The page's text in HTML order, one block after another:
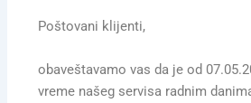
Poštovani klijenti,
obaveštavamo vas da je od
vreme našeg servisa radnim